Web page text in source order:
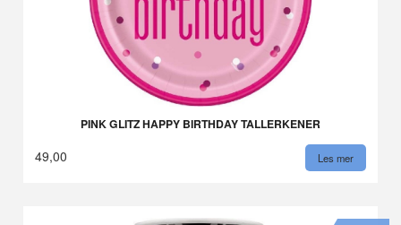
PINK GLITZ HAPPY BIRTHDAY TALLERKENER
49,00 Les mer